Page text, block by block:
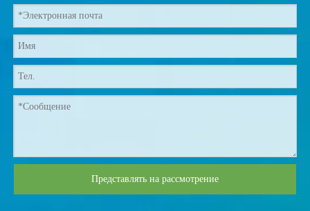
Представлять на рассмотрение